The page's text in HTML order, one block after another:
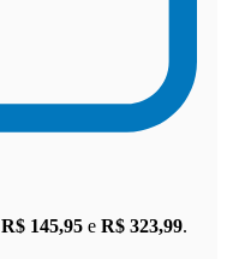
R$ 145,95 e R$ 323,99.